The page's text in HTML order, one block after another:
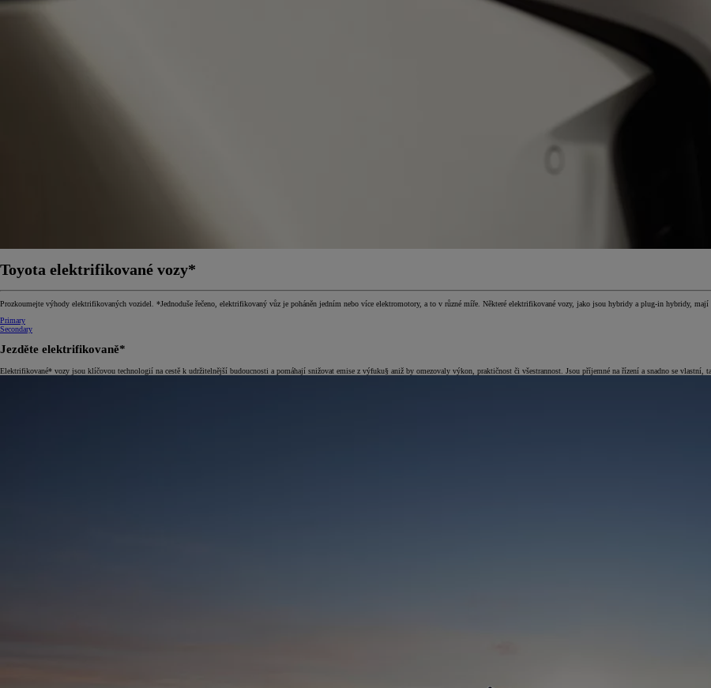
Toyota elektrifikované vozy*
Prozkoumejte výhody elektrifikovaných vozidel. *Jednoduše řečeno, elektrifikovaný vůz je poháněn jedním nebo více elektromotory, a to v různé míře. Některé elektrifikované vozy, jako jsou hybridy a plug-in hybridy,
Primary
Secondary
Jezděte elektrifikovaně*
Elektrifikované* vozy jsou klíčovou technologií na cestě k udržitelnější budoucnosti a pomáhají snižovat emise z výfuku§ aniž by omezovaly výkon, praktičnost či všestrannost. Jsou příjemné na řízení a snadno se vlastní,